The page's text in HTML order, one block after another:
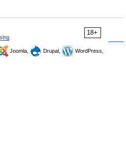
18+
Joomla, Drupal,
WordPress,